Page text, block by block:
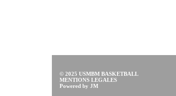
© 2025 USMBM BASKETBALL
MENTIONS LEGALES
Powered by JM